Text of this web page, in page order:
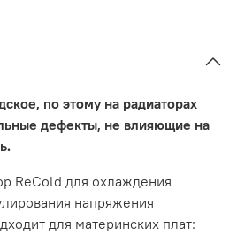
по этому на радиаторах
дефекты, не влияющие на
ReCold для охлаждения
напряжения
для материнских плат: